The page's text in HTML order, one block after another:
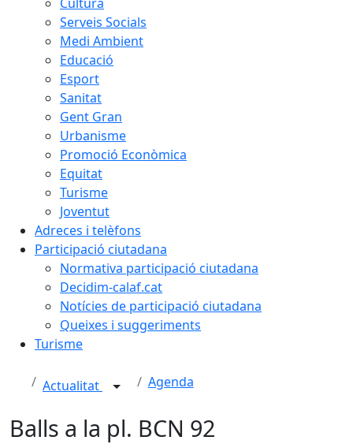
Serveis Socials
Medi Ambient
Educació
Esport
Sanitat
Gent Gran
Urbanisme
Promoció Econòmica
Equitat
Turisme
Joventut
Adreces i telèfons
Participació ciutadana
Normativa participació ciutadana
Decidim-calaf.cat
Notícies de participació ciutadana
Queixes i suggeriments
Turisme
Actualitat Agenda
Balls a la pl. BCN 92